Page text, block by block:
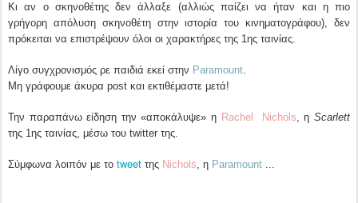
Κι αν ο σκηνοθέτης δεν άλλαξε (αλλιώς παίζει να ήταν και η πιο
γρήγορη απόλυση σκηνοθέτη στην ιστορία του κινηματογράφου), δεν
πρόκειται να επιστρέψουν όλοι οι χαρακτήρες της 1ης ταινίας.
Λίγο συγχρονισμός ρε παιδιά εκεί στην Paramount.
Μη γράφουμε άκυρα post και εκτιθέμαστε μετά!
Την παραπάνω είδηση την «αποκάλυψε» η Rachel Nichols, ηScarlett
της 1ης ταινίας, μέσω του twitter της.
Σύμφωνα λοιπόν με το tweet της Nichols, η Paramount ...